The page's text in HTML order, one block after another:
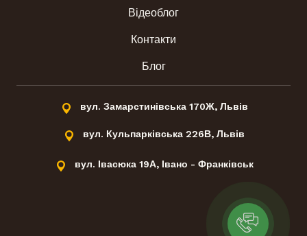
Відеоблог
Контакти
Блог
вул. Замарстинівська 170Ж, Львів
вул. Кульпарківська 226В, Львів
вул. Івасюка 19А, Івано - Франківськ